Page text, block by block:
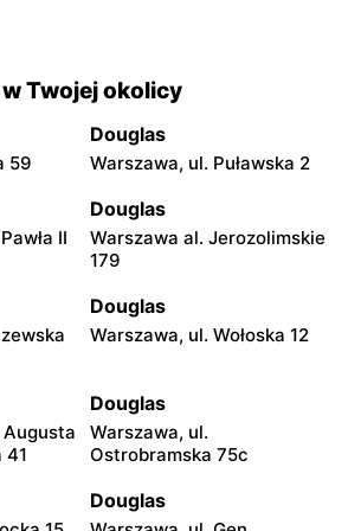
Twojej okolicy
59
Douglas
Warszawa, ul. Puławska 2
II
Douglas
Warszawa al. Jerozolimskie
179
Douglas
Warszawa, ul. Wołoska 12
Augusta
41
Douglas
Warszawa, ul.
Ostrobramska 75c
Douglas